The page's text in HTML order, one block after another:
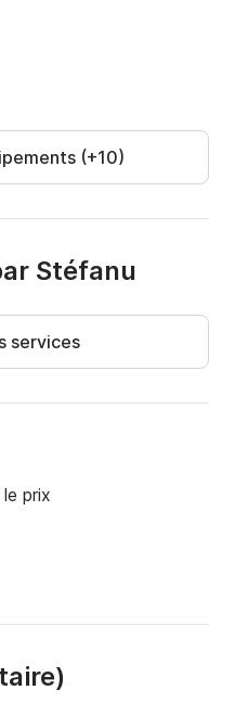
à induction ,
et sécuriser votre
rester au frais ainsi
pour ranger toutes vos
(+10)
Stéfanu
services
prix
)